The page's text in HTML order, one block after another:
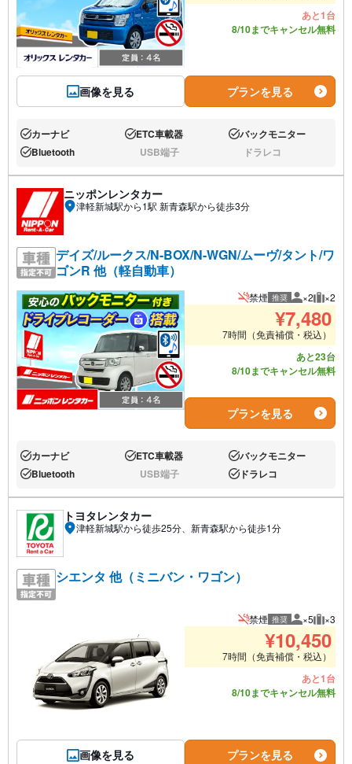
画像を見る
あと1台
8/10までキャンセル無料
プランを見る
あり:カーナビ あり:ETC車載器 あり:バックモニター
あり:Bluetooth なし:USB端子 なし:ドラレコ
ニッポンレンタカー
津軽新城駅から1駅 新青森駅から徒歩3分
デイズ/ルークス/N-BOX/N-WGN/ムーヴ/タント/ワ
ゴンR 他（軽自動車）
禁煙 推奨 推奨人数
×2 推奨
×2
¥7,480
7時間（免責補償・税込）
あと23台
8/10までキャンセル無料
プランを見る
あり:カーナビ あり:ETC車載器 あり:バックモニター
あり:Bluetooth なし:USB端子 あり:ドラレコ
トヨタレンタカー
津軽新城駅から徒歩25分、新青森駅から徒歩1分
シエンタ 他（ミニバン・ワゴン）
画像を見る
禁煙 推奨 推奨人数
×5 推奨
×3
¥10,450
7時間（免責補償・税込）
あと1台
8/10までキャンセル無料
プランを見る